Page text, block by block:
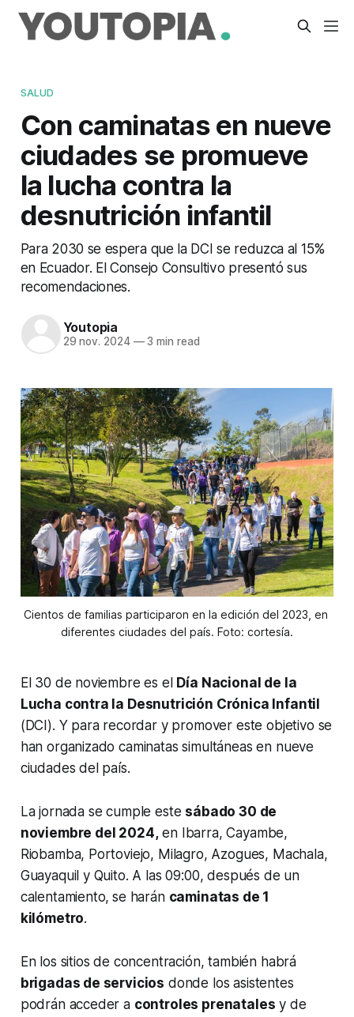
SALUD
Con caminatas en nueve
ciudades se promueve
la lucha contra la
desnutrición infantil
Para 2030 se espera que la DCI se reduzca al 15%
en Ecuador. El Consejo Consultivo presentó sus
recomendaciones.
Youtopia
29 nov. 2024 —3 min read
Cientos de familias participaron en la edición del 2023, en
diferentes ciudades del país. Foto: cortesía.
El 30 de noviembre es el Día Nacional de la
Lucha contra la Desnutrición Crónica Infantil
(DCI). Y para recordar y promover este objetivo se
han organizado caminatas simultáneas en nueve
ciudades del país.
La jornada se cumple este sábado 30 de
noviembre del 2024,en Ibarra, Cayambe,
Riobamba, Portoviejo, Milagro, Azogues, Machala,
Guayaquil y Quito. A las 09:00, después de un
calentamiento, se harán caminatas de 1
kilómetro.
En los sitios de concentración, también habrá
brigadas de servicios donde los asistentes
podrán acceder a controles prenatales y de